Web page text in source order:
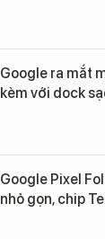
Google ra mắt
kèm với dock
Google Pixel
nhỏ gọn, chip